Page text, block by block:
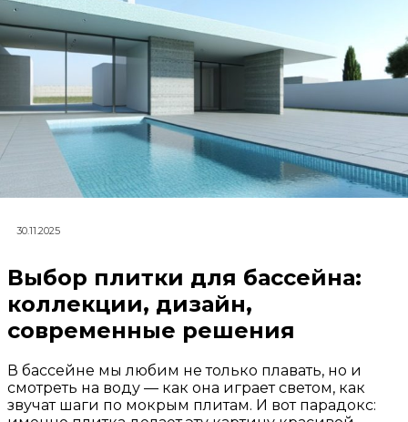
30.11.2025
Выбор плитки для бассейна:
коллекции, дизайн,
современные решения
В бассейне мы любим не только плавать, но и
смотреть на воду — как она играет светом, как
звучат шаги по мокрым плитам. И вот парадокс: